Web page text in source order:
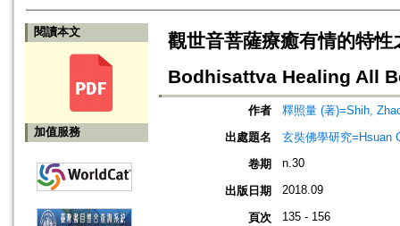
閱讀本文
加值服務
觀世音菩薩療癒有情的特
Bodhisattva Healing All
作者
釋照量 (著)=Shih,
出處題名
玄奘佛學研究=Hsuan
卷期
n.30
出版日期 2018.09
頁次 135 - 156